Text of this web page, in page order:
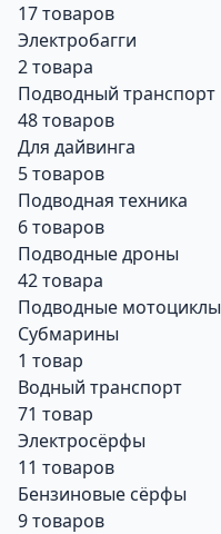
17 товаров
Электробагги
2 товара
Подводный транспорт
48 товаров
Для дайвинга
5 товаров
Подводная техника
6 товаров
Подводные дроны
42 товара
Подводные мотоциклы
Субмарины
1 товар
Водный транспорт
71 товар
Электросёрфы
11 товаров
Бензиновые сёрфы
9 товаров